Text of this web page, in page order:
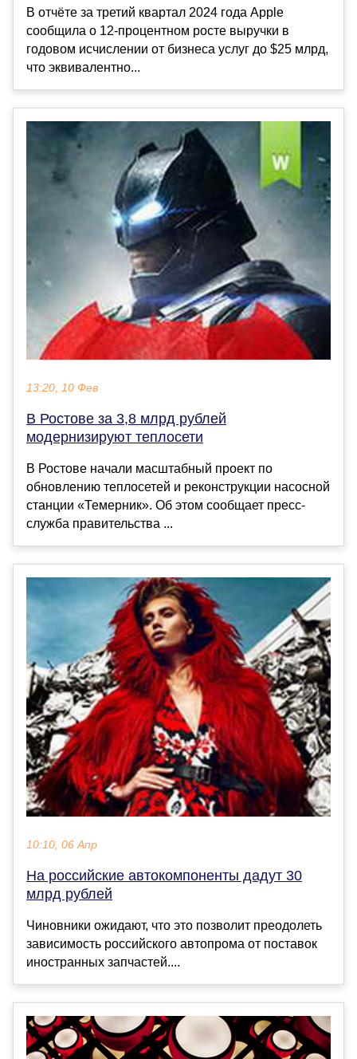
В отчёте за третий квартал 2024 года Apple
сообщила о 12-процентном росте выручки в
годовом исчислении от бизнеса услуг до $25 млрд,
что эквивалентно...
13:20, 10 Фев
В Ростове за 3,8 млрд рублей
модернизируют теплосети
В Ростове начали масштабный проект по
обновлению теплосетей и реконструкции насосной
станции «Темерник». Об этом сообщает пресс-
служба правительства ...
10:10, 06 Апр
На российские автокомпоненты дадут 30
млрд рублей
Чиновники ожидают, что это позволит преодолеть
зависимость российского автопрома от поставок
иностранных запчастей....